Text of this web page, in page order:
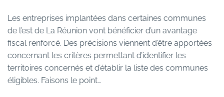
Les entreprises implantées dans certaines communes
de l’est de La Réunion vont bénéficier d’un avantage
fiscal renforcé. Des précisions viennent d’être apportées
concernant les critères permettant d’identifier les
territoires concernés et d’établir la liste des communes
éligibles. Faisons le point…